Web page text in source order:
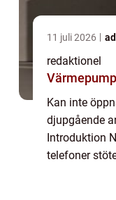
11 juli 2026
redaktionel
Kan inte
djupgående
Introduktion
telefoner